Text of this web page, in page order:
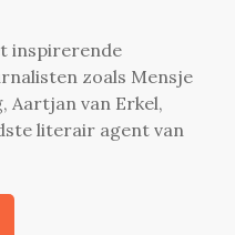
inspirerende
zoals Mensje
Aartjan van Erkel,
literair agent van